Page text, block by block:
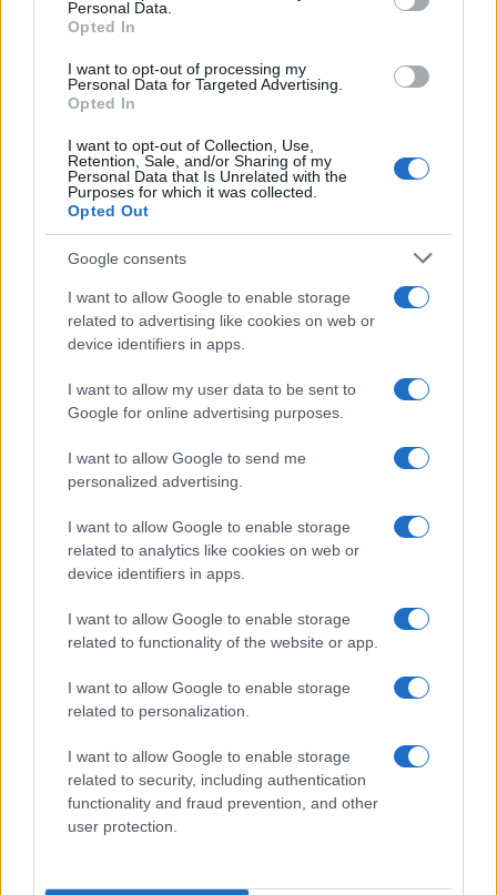
Personal Data.
Opted In
I want to opt-out of processing my
Personal Data for Targeted Advertising.
Opted In
I want to opt-out of Collection, Use,
Retention, Sale, and/or Sharing of my
Personal Data that Is Unrelated with the
Purposes for which it was collected.
Opted Out
Google consents
I want to allow Google to enable storage
related to advertising like cookies on web or
device identifiers in apps.
I want to allow my user data to be sent to
Google for online advertising purposes.
I want to allow Google to send me
personalized advertising.
I want to allow Google to enable storage
related to analytics like cookies on web or
device identifiers in apps.
I want to allow Google to enable storage
related to functionality of the website or app.
I want to allow Google to enable storage
related to personalization.
I want to allow Google to enable storage
related to security, including authentication
functionality and fraud prevention, and other
user protection.
in Friuli Venezia Giulia
Ilaria Galli · 3 Ago 2026
EVENTI E AGENDA
Festival Con-vivere Carrara 2026: abitare il futuro con
sostenibilità e relazioni
EVENTI E AGENDA
Moda sostenibile e solidarietà: l’appuntamento da non
perdere a Castronno